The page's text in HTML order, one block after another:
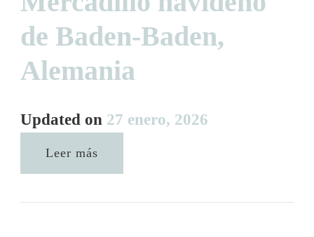
de Baden-Baden,
Alemania
Updated on 27 enero, 2026
Leer más